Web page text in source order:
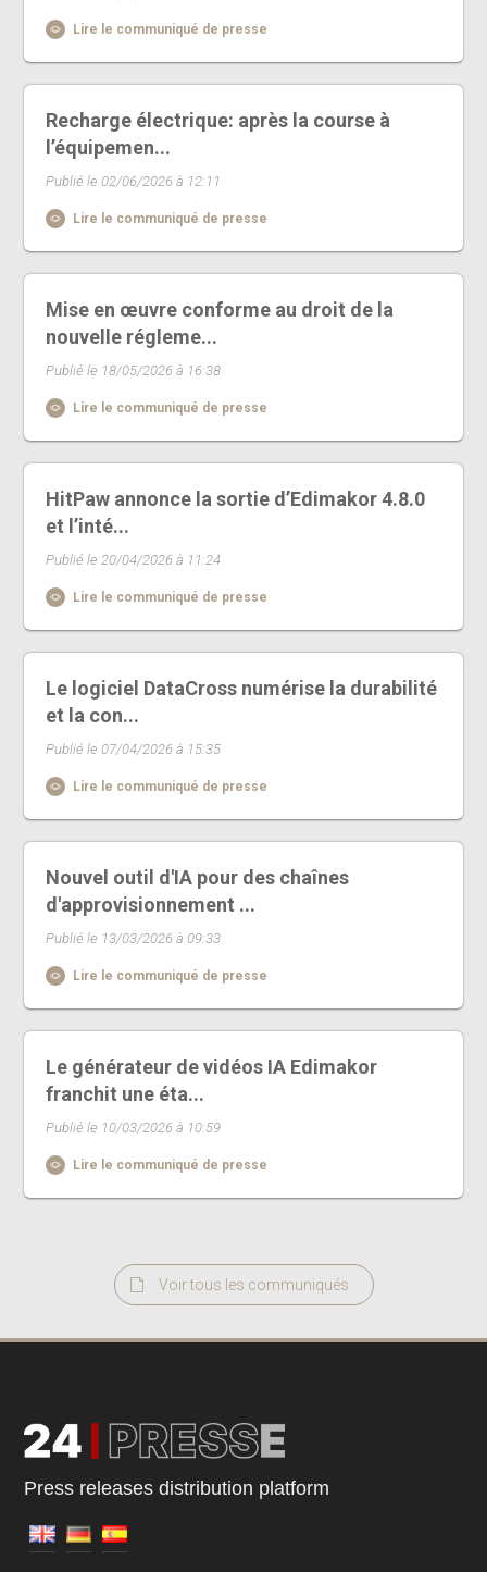
Lire le communiqué de presse
Recharge électrique: après la course à
l’équipemen...
Publié le 02/06/2026 à 12:11
Lire le communiqué de presse
Mise en œuvre conforme au droit de la
nouvelle régleme...
Publié le 18/05/2026 à 16:38
Lire le communiqué de presse
HitPaw annonce la sortie d’Edimakor 4.8.0
et l’inté...
Publié le 20/04/2026 à 11:24
Lire le communiqué de presse
Le logiciel DataCross numérise la durabilité
et la con...
Publié le 07/04/2026 à 15:35
Lire le communiqué de presse
Nouvel outil d'IA pour des chaînes
d'approvisionnement ...
Publié le 13/03/2026 à 09:33
Lire le communiqué de presse
Le générateur de vidéos IA Edimakor
franchit une éta...
Publié le 10/03/2026 à 10:59
Lire le communiqué de presse
Voir tous les communiqués
Press releases distribution platform